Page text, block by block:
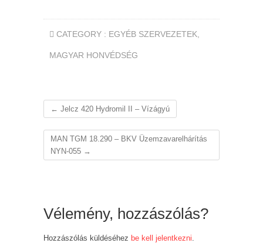
CATEGORY : EGYÉB SZERVEZETEK
MAGYAR HONVÉDSÉG
← Jelcz 420 Hydromil II – Vízágyú
MAN TGM 18.290 – BKV Üzemzavarelhárítás
NYN-055 →
Vélemény, hozzászólás?
Hozzászólás küldéséhez be kell jelentkezni